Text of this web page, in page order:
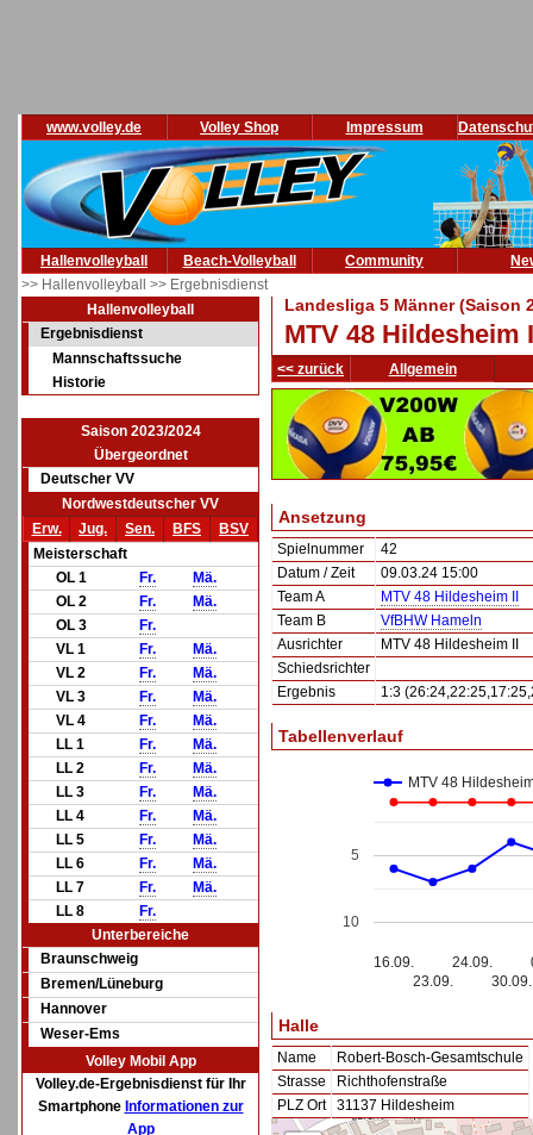
www.volley.de Volley Shop Impressum
Hallenvolleyball Beach-Volleyball Community
>> Hallenvolleyball >> Ergebnisdienst
Hallenvolleyball
Ergebnisdienst
Mannschaftssuche
Historie
Saison 2023/2024
Übergeordnet
Deutscher VV
Nordwestdeutscher VV
Erw.
Jug. Sen. BFS
BSV
Meisterschaft
OL 1
Fr.
Mä.
OL 2
Fr.
Mä.
OL 3
Fr.
VL 1
Fr.
Mä.
VL 2
Fr.
Mä.
VL 3
Fr.
Mä.
VL 4
Fr.
Mä.
LL 1
Fr.
Mä.
LL 2
Fr.
Mä.
LL 3
Fr.
Mä.
LL 4
Fr.
Mä.
LL 5
Fr.
Mä.
LL 6
Fr.
Mä.
LL 7
Fr.
Mä.
LL 8
Fr.
Unterbereiche
Braunschweig
Bremen/Lüneburg
Hannover
Weser-Ems
Volley Mobil App
Volley.de-Ergebnisdienst für Ihr
Smartphone Informationen zur
App
Landesliga 5 Männer (Saison
MTV 48 Hildesheim
<< zurück Allgemein
Ansetzung
Spielnummer
42
Datum / Zeit
09.03.24 15:00
Team A
MTV 48 Hildesheim II
Team B
VfBHW Hameln
Ausrichter
MTV 48 Hildesheim II
Schiedsrichter
Ergebnis
1:3
Tabellenverlauf
MTV 48
16.09.
23.09.
24.09.
30.09.
5
10
Halle
Name
Robert-Bosch-Gesamtschule
Strasse
Richthofenstraße
PLZ Ort
31137 Hildesheim